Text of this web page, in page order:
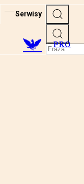
Serwisy
PRO